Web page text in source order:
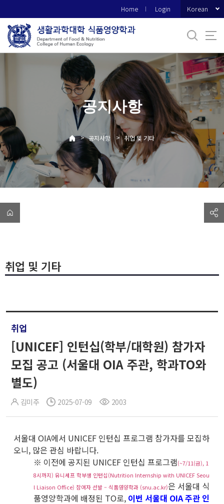
로
메
Home Login Korean
공지사항
> 공지사항 > 취업 및 기타
취업 및 기타
취업
[UNICEF] 인턴십(학부/대학원) 참가자
모집 공고 (서울대 OIA 주관, 학과TO와
별도)
김미주 2025-07-09 2003
서울대 OIA에서 UNICEF 인턴십 프로그램 참가자를 모집하
오니, 많은 관심 바랍니다.
※ 이전에 공지된 UNICEF 인턴십 프로그램(~7/11(금), 1
8시까지) 유니세프 학부생 인턴십(Nutrition Internship with UNICEF Seou
l Liaison Office) 참여자 선발 – 식품영양학과 (snu.ac.kr)은 서울대 식
품영양학과에 배정된 TO로, 이번 서울대 OIA 주관 인